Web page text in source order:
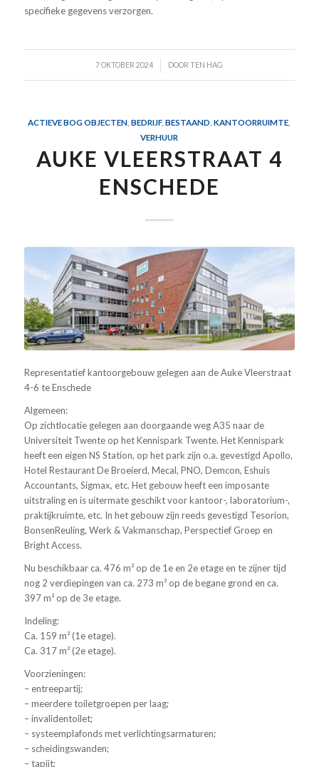
specifieke gegevens verzorgen.
7 OKTOBER 2024
/ DOORTEN HAG
ACTIEVE BOG OBJECTEN ,BEDRIJF,BESTAAND ,KANTOORRUIMTE
VERHUUR
AUKE VLEERSTRAAT 4
ENSCHEDE
Representatief kantoorgebouw gelegen aan de Auke Vleerstraat
4-6 te Enschede
Algemeen:
Op zichtlocatie gelegen aan doorgaande weg A35 naar de
Universiteit Twente op het Kennispark Twente. Het Kennispark
heeft een eigen NS Station, op het park zijn o.a. gevestigd Apollo,
Hotel Restaurant De Broeierd, Mecal, PNO, Demcon, Eshuis
Accountants, Sigmax, etc. Het gebouw heeft een imposante
uitstraling en is uitermate geschikt voor kantoor-, laboratorium-,
praktijkruimte, etc. In het gebouw zijn reeds gevestigd Tesorion,
BonsenReuling, Werk & Vakmanschap, Perspectief Groep en
Bright Access.
Nu beschikbaar ca. 476 m² op de 1e en 2e etage en te zijner tijd
nog 2 verdiepingen van ca. 273 m² op de begane grond en ca.
397 m² op de 3e etage.
Indeling:
Ca. 159 m² (1e etage).
Ca. 317 m² (2e etage).
Voorzieningen:
– entreepartij;
– meerdere toiletgroepen per laag;
– invalidentoilet;
– systeemplafonds met verlichtingsarmaturen;
– scheidingswanden;
– tapijt;